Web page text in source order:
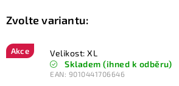
Akce
Velikost: XL
Skladem (ihned k odběru)
EAN: 9010441706646